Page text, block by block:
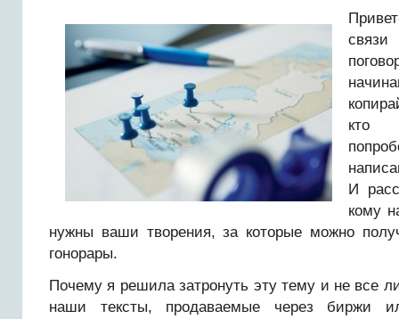
кто
И
кому
нужны ваши творения, за которые можно
гонорары.
Почему я решила затронуть эту тему и не все
наши тексты, продаваемые через биржи